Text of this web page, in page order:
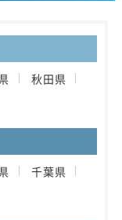
秋田県
千葉県